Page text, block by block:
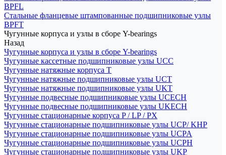
BPFL
Стальные фланцевые штампованные подшипниковые узлы
BPFT
Чугунные корпуса и узлы в сборе Y-bearings
Назад
Чугунные корпуса и узлы в сборе Y-bearings
Чугунные кассетные подшипниковые узлы UCC
Чугунные натяжные корпуса T
Чугунные натяжные подшипниковые узлы UCT
Чугунные натяжные подшипниковые узлы UKT
Чугунные подвесные подшипниковые узлы UCECH
Чугунные подвесные подшипниковые узлы UKECH
Чугунные стационарные корпуса P / LP / PX
Чугунные стационарные подшипниковые узлы UCP/ KHP
Чугунные стационарные подшипниковые узлы UCPA
Чугунные стационарные подшипниковые узлы UCPH
Чугунные стационарные подшипниковые узлы UKP